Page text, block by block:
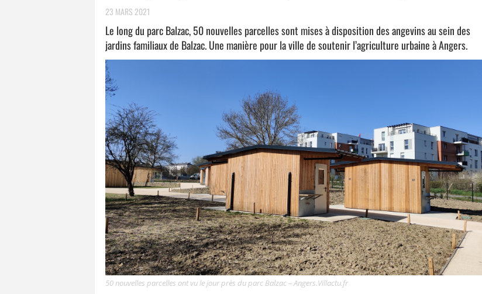
23 MARS 2021
Le long du parc Balzac, 50 nouvelles parcelles sont mises à disposition des angevins au sein des
jardins familiaux de Balzac. Une manière pour la ville de soutenir l’agriculture urbaine à Angers.
50 nouvelles parcelles ont vu le jour près du parc Balzac – Angers.Villactu.fr